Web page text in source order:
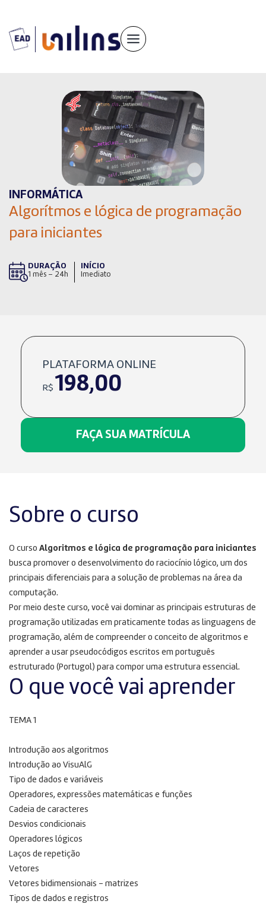
conteúdo
INFORMÁTICA
Algorítmos e lógica de programação
para iniciantes
DURAÇÃO
1 mês – 24h
INÍCIO
Imediato
Sobre o curso
O curso Algoritmos e lógica de programação para iniciantes
busca promover o desenvolvimento do raciocínio lógico, um dos
principais diferenciais para a solução de problemas na área da
computação.
Por meio deste curso, você vai dominar as principais estruturas de
programação utilizadas em praticamente todas as linguagens de
programação, além de compreender o conceito de algoritmos e
aprender a usar pseudocódigos escritos em português
estruturado (Portugol) para compor uma estrutura essencial.
O que você vai aprender
TEMA 1
Introdução aos algoritmos
Introdução ao VisuAlG
Tipo de dados e variáveis
Operadores, expressões matemáticas e funções
Cadeia de caracteres
Desvios condicionais
Operadores lógicos
Laços de repetição
Vetores
Vetores bidimensionais – matrizes
Tipos de dados e registros
PLATAFORMA ONLINE
R$ 198,00
FAÇA SUA MATRÍCULA